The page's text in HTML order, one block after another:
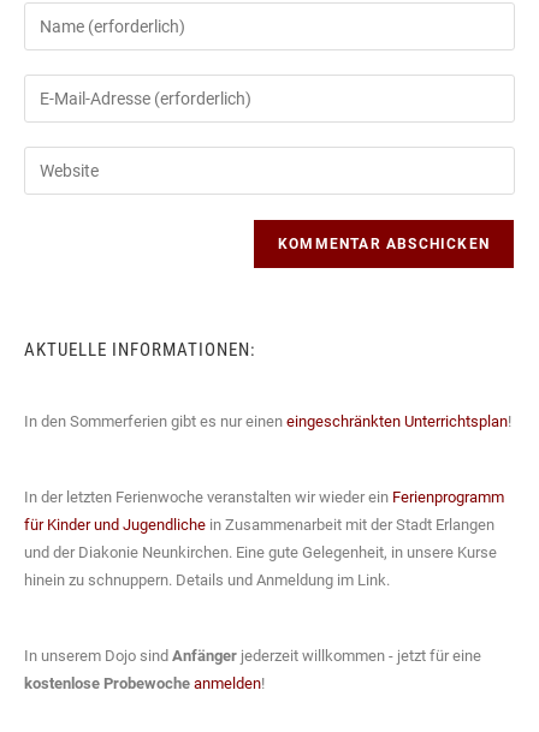
Gib
deinen
Namen
oder
zum
Kommentieren
Gib
deine
E-
Mail-
Gib
deine
AKTUELLE INFORMATIONEN:
In den Sommerferien gibt es nur einen eingeschränkten Unterrichtsplan!
In der letzten Ferienwoche veranstalten wir wieder ein Ferienprogramm
für Kinder und Jugendliche in Zusammenarbeit mit der Stadt Erlangen
und der Diakonie Neunkirchen. Eine gute Gelegenheit, in unsere Kurse
hinein zu schnuppern. Details und Anmeldung im Link.
In unserem Dojo sind Anfänger jederzeit willkommen - jetzt für eine
kostenlose Probewoche anmelden!